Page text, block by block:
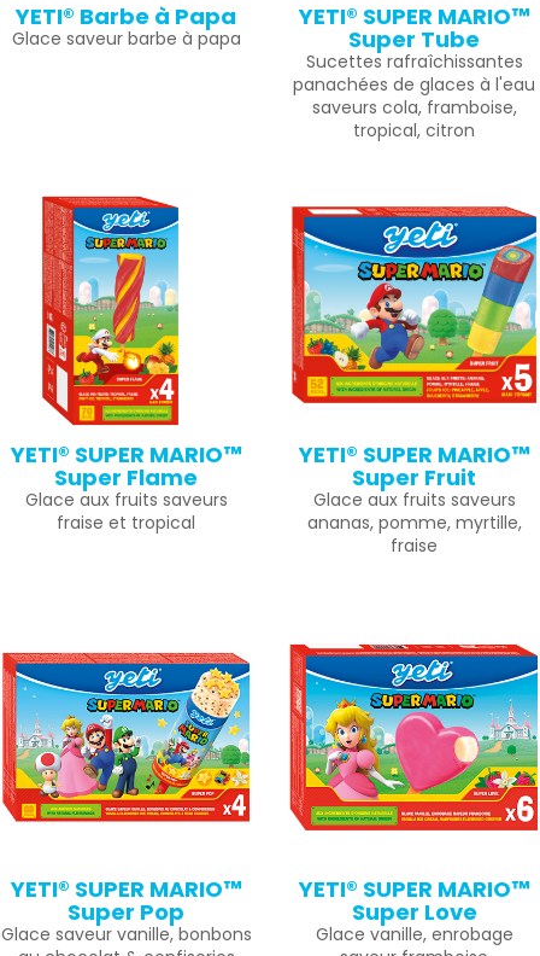
YETI® Barbe à Papa
Glace saveur barbe à papa
YETI® SUPER MARIO™
Super Tube
Sucettes rafraîchissantes
panachées de glaces à l'eau
saveurs cola, framboise,
tropical, citron
YETI® SUPER MARIO™
Super Flame
Glace aux fruits saveurs
fraise et tropical
YETI® SUPER MARIO™
Super Fruit
Glace aux fruits saveurs
ananas, pomme, myrtille,
fraise
YETI® SUPER MARIO™
Super Pop
Glace saveur vanille, bonbons
YETI® SUPER MARIO™
Super Love
Glace vanille, enrobage